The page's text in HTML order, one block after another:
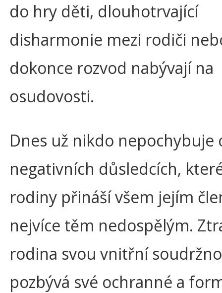
do hry děti, dlouhotrvající
disharmonie mezi rodiči
dokonce rozvod nabývají na
osudovosti.
Dnes už nikdo nepochybuje
negativních důsledcích,
rodiny přináší všem jejím
nejvíce těm nedospělým.
rodina svou vnitřní
pozbývá své ochranné a